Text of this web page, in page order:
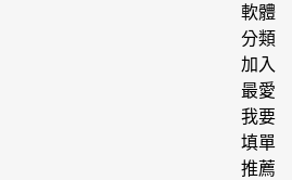
軟體
分類
加入
最愛
我要
填單
推薦